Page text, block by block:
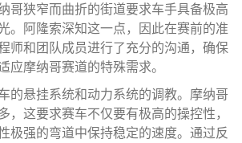
哥狭窄而曲折的街道要求车手具备极高
。阿隆索深知这一点，因此在赛前的准
师和团队成员进行了充分的沟通，确保
应摩纳哥赛道的特殊需求。
的悬挂系统和动力系统的调教。摩纳哥
，这要求赛车不仅要有极高的操控性，
极强的弯道中保持稳定的速度。通过反